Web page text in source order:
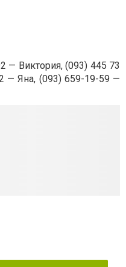
— Виктория, (093) 445 73
— Яна, (093) 659-19-59 —